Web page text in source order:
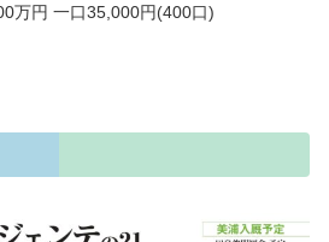
万円 一口35,000円(400口)